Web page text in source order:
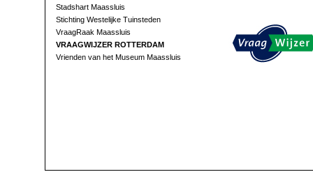
Stadshart Maassluis
Stichting Westelijke Tuinsteden
VraagRaak Maassluis
VRAAGWIJZER ROTTERDAM
Vrienden van het Museum Maassluis